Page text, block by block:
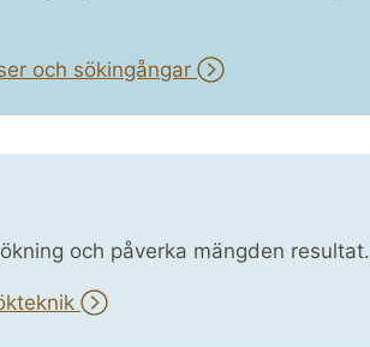
och sökingångar
och påverka mängden resultat.